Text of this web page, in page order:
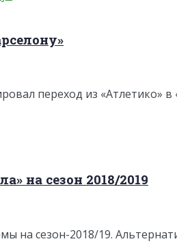
переход из «Атлетико» в
на сезон 2018/2019
на сезон-2018/19.